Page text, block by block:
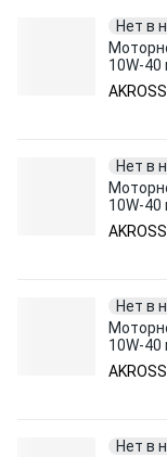
Нет в
10W-40
AKROSS
Нет в
10W-40
AKROSS
Нет в
10W-40
AKROSS
Нет в